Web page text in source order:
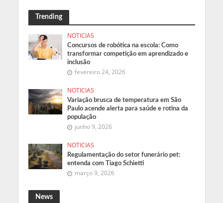
Trending
NOTICIAS
Concursos de robótica na escola: Como
transformar competição em aprendizado e
inclusão
fevereiro 24, 2026
NOTICIAS
Variação brusca de temperatura em São
Paulo acende alerta para saúde e rotina da
população
junho 9, 2026
NOTICIAS
Regulamentação do setor funerário pet:
entenda com Tiago Schietti
março 9, 2026
News